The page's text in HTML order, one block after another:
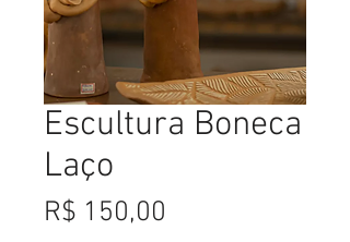
Escultura Boneca
Laço
R$ 150,00